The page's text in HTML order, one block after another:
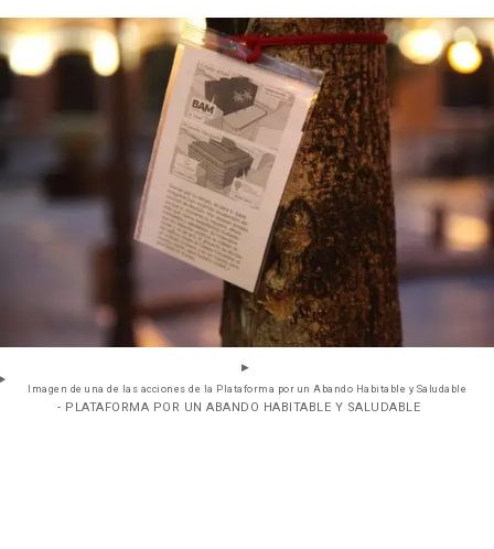
Imagen de una de las acciones de la Plataforma por un Abando Habitable y Saludable
- PLATAFORMA POR UN ABANDO HABITABLE Y SALUDABLE